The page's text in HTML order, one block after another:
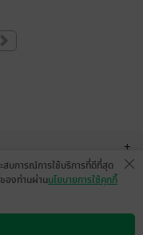
+
สบการณ์การใช้บริการที่ดีที่สุด
องท่านผ่านนโยบายการใช้คุกกี้